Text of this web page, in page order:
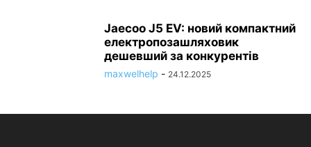
Jaecoo J5 EV: новий компактний
електропозашляховик
дешевший за конкурентів
maxwelhelp - 24.12.2025